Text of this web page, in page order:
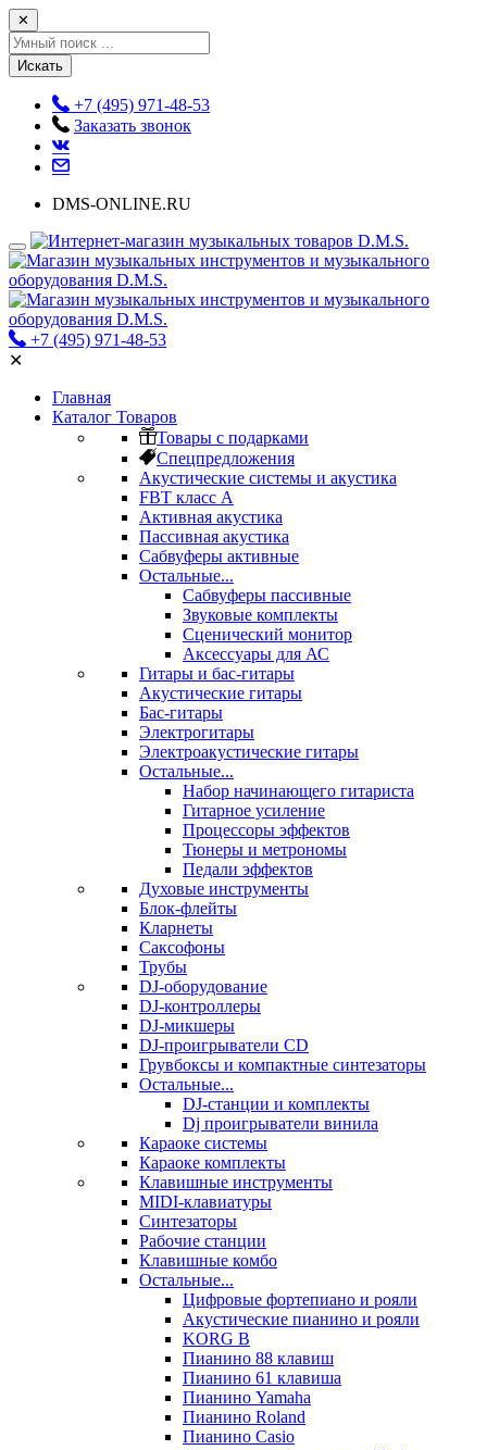
✕
Искать
+7 (495) 971-48-53
Заказать звонок
DMS-ONLINE.RU
+7 (495) 971-48-53
✕
Главная
Каталог Товаров
Товары с подарками
Спецпредложения
Акустические системы и акустика
FBT класс А
Активная акустика
Пассивная акустика
Сабвуферы активные
Остальные...
Сабвуферы пассивные
Звуковые комплекты
Сценический монитор
Аксессуары для АС
Гитары и бас-гитары
Акустические гитары
Бас-гитары
Электрогитары
Электроакустические гитары
Остальные...
Набор начинающего гитариста
Гитарное усиление
Процессоры эффектов
Тюнеры и метрономы
Педали эффектов
Духовые инструменты
Блок-флейты
Кларнеты
Саксофоны
Трубы
DJ-оборудование
DJ-контроллеры
DJ-микшеры
DJ-проигрыватели CD
Грувбоксы и компактные синтезаторы
Остальные...
DJ-станции и комплекты
Dj проигрыватели винила
Караоке системы
Караоке комплекты
Клавишные инструменты
MIDI-клавиатуры
Синтезаторы
Рабочие станции
Клавишные комбо
Остальные...
Цифровые фортепиано и рояли
Акустические пианино и рояли
KORG B
Пианино 88 клавиш
Пианино 61 клавиша
Пианино Yamaha
Пианино Roland
Пианино Casio